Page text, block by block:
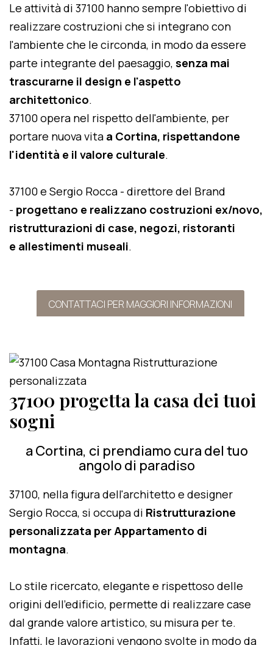
Le attività di 37100 hanno sempre l'obiettivo di
realizzare costruzioni che si integrano con
l'ambiente che le circonda, in modo da essere
parte integrante del paesaggio, senza mai
trascurarne il design e l'aspetto
architettonico.
37100 opera nel rispetto dell'ambiente, per
portare nuova vita a Cortina, rispettandone
l'identità e il valore culturale.
37100 e Sergio Rocca - direttore del Brand
- progettano e realizzano costruzioni ex/novo,
ristrutturazioni di case, negozi, ristoranti
e allestimenti museali.
CONTATTACI PER MAGGIORI INFORMAZIONI
37100 progetta la casa dei tuoi
sogni
a Cortina, ci prendiamo cura del tuo
angolo di paradiso
37100, nella figura dell'architetto e designer
Sergio Rocca, si occupa di Ristrutturazione
personalizzata per Appartamento di
montagna.
Lo stile ricercato, elegante e rispettoso delle
origini dell'edificio, permette di realizzare case
dal grande valore artistico, su misura per te.
Infatti, le lavorazioni vengono svolte in modo da